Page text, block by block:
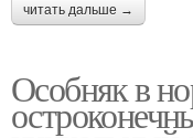
читать дальше →
Особняк в